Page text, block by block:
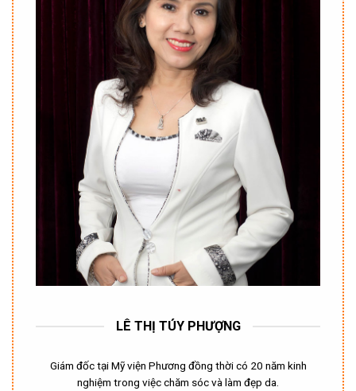
LÊ THỊ TÚY PHƯỢNG
Giám đốc tại Mỹ viện Phương đồng thời có 20 năm kinh
nghiệm trong việc chăm sóc và làm đẹp da.